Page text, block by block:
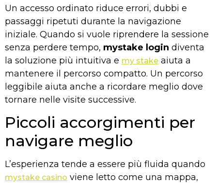
Un accesso ordinato riduce errori, dubbi e
passaggi ripetuti durante la navigazione
iniziale. Quando si vuole riprendere la sessione
senza perdere tempo, mystake login diventa
la soluzione più intuitiva e my stake aiuta a
mantenere il percorso compatto. Un percorso
leggibile aiuta anche a ricordare meglio dove
tornare nelle visite successive.
Piccoli accorgimenti per
navigare meglio
L’esperienza tende a essere più fluida quando
mystake casino viene letto come una mappa,